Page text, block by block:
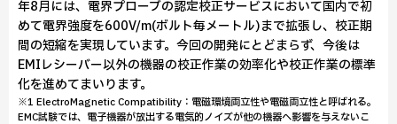
年8月には、電界プローブの認定校正サービスにおいて国内で初
めて電界強度を600V/m(ボルト毎メートル)まで拡張し、校正期
間の短縮を実現しています。今回の開発にとどまらず、今後は
EMIレシーバー以外の機器の校正作業の効率化や校正作業の標準
化を進めてまいります。
※1 ElectroMagnetic Compatibility：電磁環境両立性や電磁両立性と呼ばれる。
EMC試験では、電子機器が放出する電気的ノイズが他の機器へ影響を与えないこ